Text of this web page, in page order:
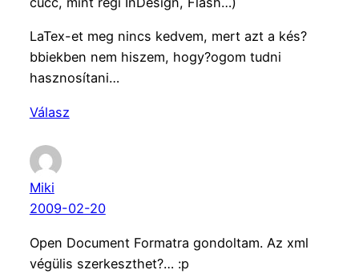
LaTex-et meg nincs kedvem, mert azt a kés?
bbiekben nem hiszem, hogy?ogom tudni
hasznosítani…
Válasz
Miki
2009-02-20
Open Document Formatra gondoltam. Az xml
végülis szerkeszthet?… :p